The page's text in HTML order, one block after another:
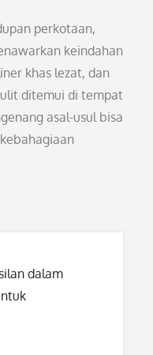
perkotaan,
keindahan
khas lezat, dan
ditemui di tempat
asal-usul bisa
dalam